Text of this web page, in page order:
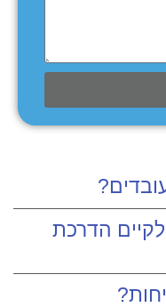
הדרכת